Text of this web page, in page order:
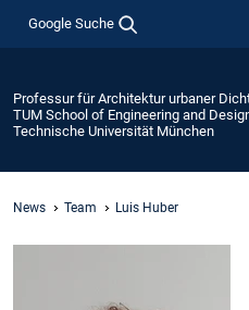
Google Suche
Professur für Architektur urbaner
TUM School of Engineering and
Technische Universität München
News Team Luis Huber